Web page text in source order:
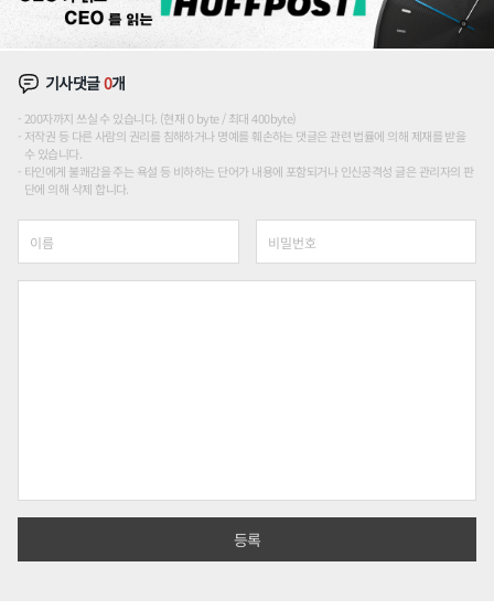
기사댓글0개
200자까지 쓰실 수 있습니다. (현재 0 byte / 최대 400byte)
저작권 등 다른 사람의 권리를 침해하거나 명예를 훼손하는 댓글은 관련 법률에 의해 제재를 받을
수 있습니다.
타인에게 불쾌감을 주는 욕설 등 비하하는 단어가 내용에 포함되거나 인신공격성 글은 관리자의 판
단에 의해 삭제 합니다.